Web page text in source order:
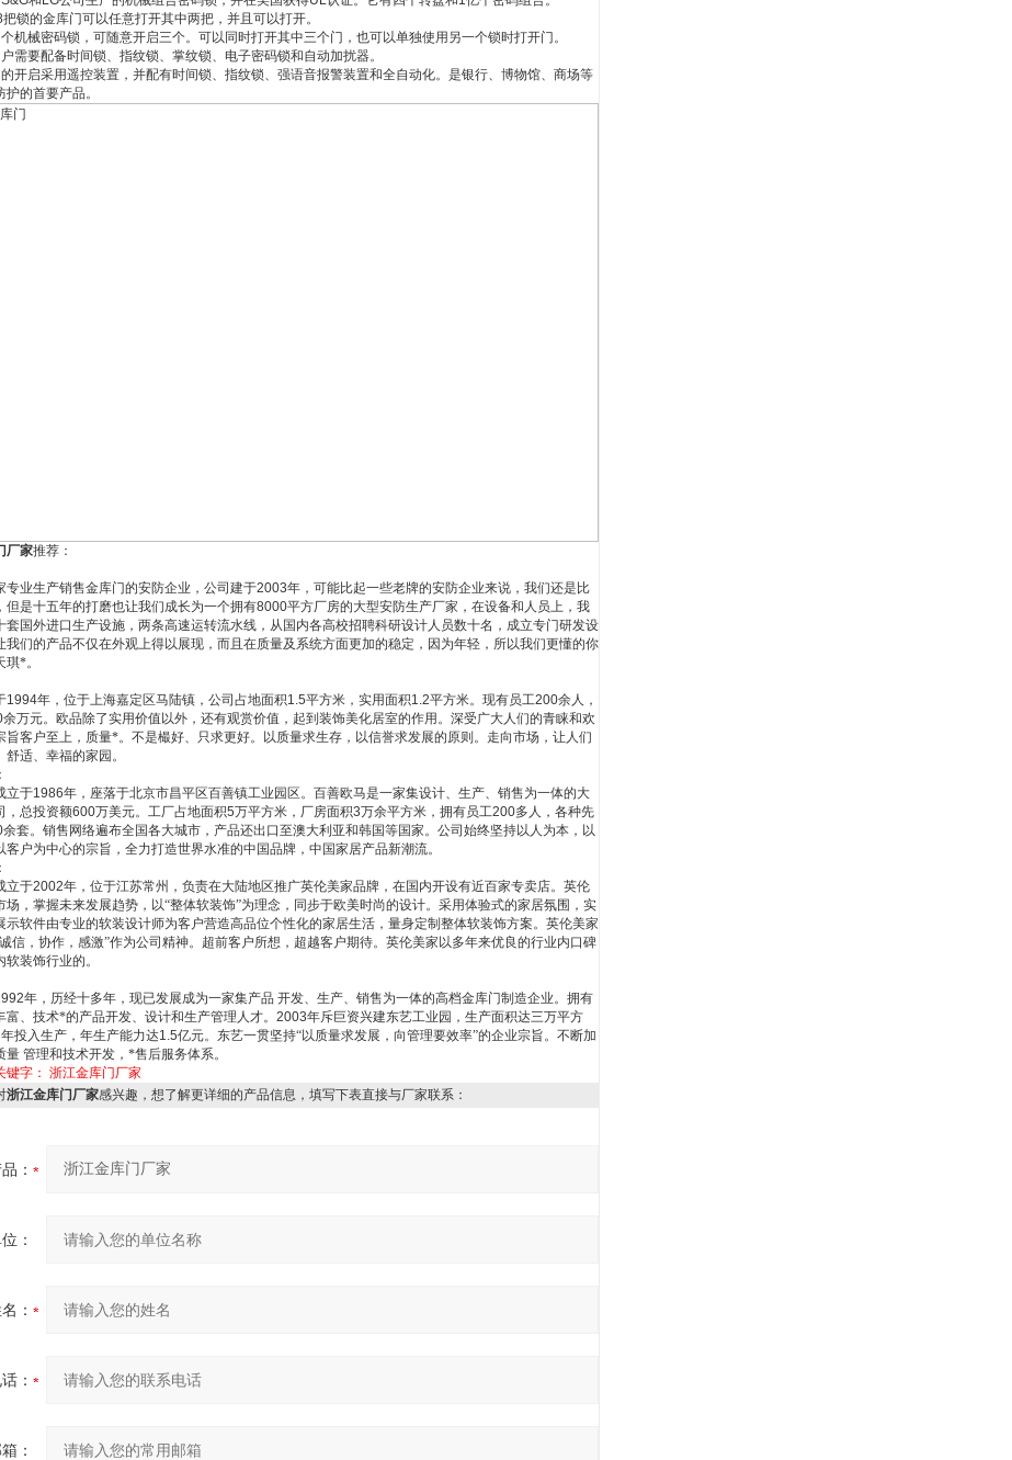
把锁的金库门可以任意打开其中两把，并且可以打开。
机械密码锁，可随意开启三个。可以同时打开其中三个门，也可以单独使用另一个锁时打开门。
需要配备时间锁、指纹锁、掌纹锁、电子密码锁和自动加扰器。
开启采用遥控装置，并配有时间锁、指纹锁、强语音报警装置和全自动化。是银行、博物馆、商场等
的首要产品。
厂家推荐：
专业生产销售金库门的安防企业，公司建于2003年，可能比起一些老牌的安防企业来说，我们还是比
但是十五年的打磨也让我们成长为一个拥有8000平方厂房的大型安防生产厂家，在设备和人员上，我
套国外进口生产设施，两条高速运转流水线，从国内各高校招聘科研设计人员数十名，成立专门研发设
我们的产品不仅在外观上得以展现，而且在质量及系统方面更加的稳定，因为年轻，所以我们更懂的你
*。
1994年，位于上海嘉定区马陆镇，公司占地面积1.5平方米，实用面积1.2平方米。现有员工200余人，
余万元。欧品除了实用价值以外，还有观赏价值，起到装饰美化居室的作用。深受广大人们的青睐和欢
旨客户至上，质量*。不是樶好、只求更好。以质量求生存，以信誉求发展的原则。走向市场，让人们
舒适、幸福的家园。
立于1986年，座落于北京市昌平区百善镇工业园区。百善欧马是一家集设计、生产、销售为一体的大
，总投资额600万美元。工厂占地面积5万平方米，厂房面积3万余平方米，拥有员工200多人，各种先
余套。销售网络遍布全国各大城市，产品还出口至澳大利亚和韩国等国家。公司始终坚持以人为本，以
客户为中心的宗旨，全力打造世界水准的中国品牌，中国家居产品新潮流。
立于2002年，位于江苏常州，负责在大陆地区推广英伦美家品牌，在国内开设有近百家专卖店。英伦
场，掌握未来发展趋势，以“整体软装饰”为理念，同步于欧美时尚的设计。采用体验式的家居氛围，实
示软件由专业的软装设计师为客户营造高品位个性化的家居生活，量身定制整体软装饰方案。英伦美家
信，协作，感激”作为公司精神。超前客户所想，超越客户期待。英伦美家以多年来优良的行业内口碑
装饰行业的。
年，历经十多年，现已发展成为一家集产品 开发、生产、销售为一体的高档金库门制造企业。拥有
富、技术*的产品开发、设计和生产管理人才。 2003年斥巨资兴建东艺工业园，生产面积达三万平方
年投入生产，年生产能力达1.5亿元。东艺一贯坚持“以质量求发展，向管理要效率”的企业宗旨。不断加
量 管理和技术开发，*售后服务体系。
键字： 浙江金库门厂家
浙江金库门厂家感兴趣，想了解更详细的产品信息，填写下表直接与厂家联系：
：
：
：
：
：